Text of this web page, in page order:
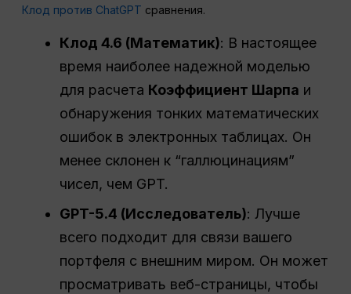
Клод против ChatGPT сравнения.
Клод 4.6 (Математик): В настоящее
время наиболее надежной моделью
для расчета Коэффициент Шарпа и
обнаружения тонких математических
ошибок в электронных таблицах. Он
менее склонен к “галлюцинациям”
чисел, чем GPT.
GPT-5.4 (Исследователь): Лучше
всего подходит для связи вашего
портфеля с внешним миром. Он может
просматривать веб-страницы, чтобы